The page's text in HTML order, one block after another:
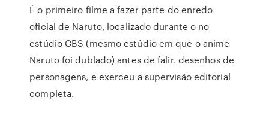
É o primeiro filme a fazer parte do enredo
oficial de Naruto, localizado durante o no
estúdio CBS (mesmo estúdio em que o anime
Naruto foi dublado) antes de falir. desenhos de
personagens, e exerceu a supervisão editorial
completa.